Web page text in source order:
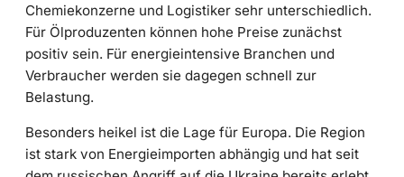
Chemiekonzerne und Logistiker sehr unterschiedlich.
Für Ölproduzenten können hohe Preise zunächst
positiv sein. Für energieintensive Branchen und
Verbraucher werden sie dagegen schnell zur
Belastung.
Besonders heikel ist die Lage für Europa. Die Region
ist stark von Energieimporten abhängig und hat seit